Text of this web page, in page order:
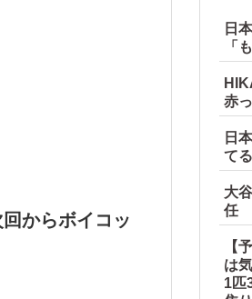
からボイコッ
日
「
赤
日
て
大
任
【
は
1匹